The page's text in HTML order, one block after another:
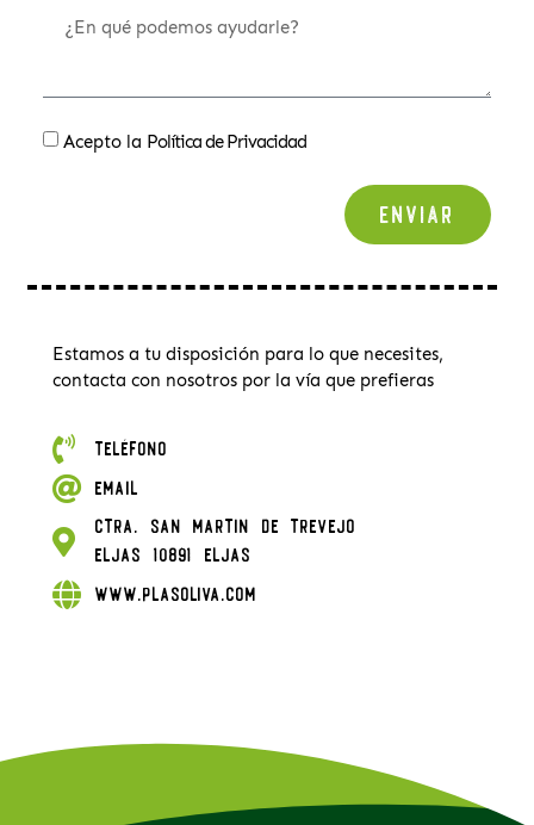
Acepto la Política de Privacidad
Enviar
Estamos a tu disposición para lo que necesites,
contacta con nosotros por la vía que prefieras
Teléfono
Email
Ctra. San Martin de Trevejo
Eljas 10891 Eljas
www.plasoliva.com